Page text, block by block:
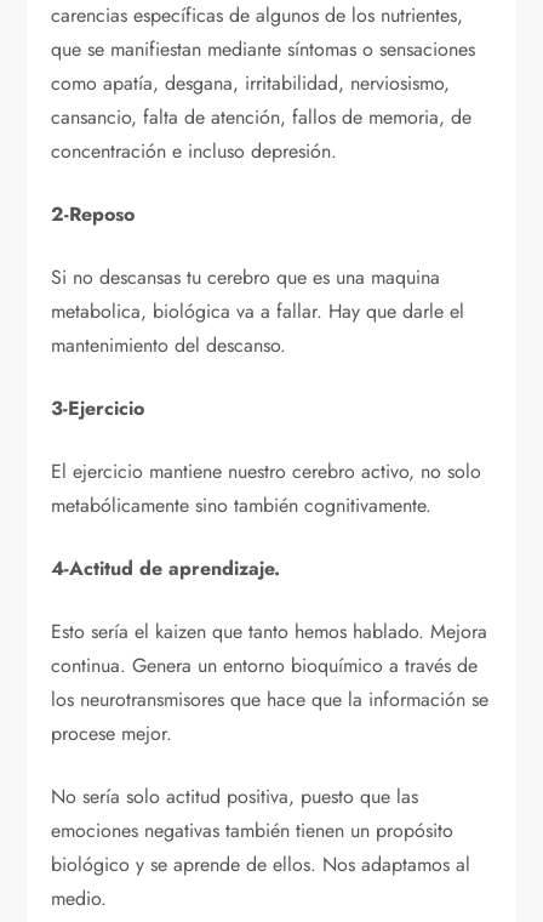
carencias específicas de algunos de los nutrientes,
que se manifiestan mediante síntomas o sensaciones
como apatía, desgana, irritabilidad, nerviosismo,
cansancio, falta de atención, fallos de memoria, de
concentración e incluso depresión.
2-Reposo
Si no descansas tu cerebro que es una maquina
metabolica, biológica va a fallar. Hay que darle el
mantenimiento del descanso.
3-Ejercicio
El ejercicio mantiene nuestro cerebro activo, no solo
metabólicamente sino también cognitivamente.
4-Actitud de aprendizaje.
Esto sería el kaizen que tanto hemos hablado. Mejora
continua. Genera un entorno bioquímico a través de
los neurotransmisores que hace que la información se
procese mejor.
No sería solo actitud positiva, puesto que las
emociones negativas también tienen un propósito
biológico y se aprende de ellos. Nos adaptamos al
medio.